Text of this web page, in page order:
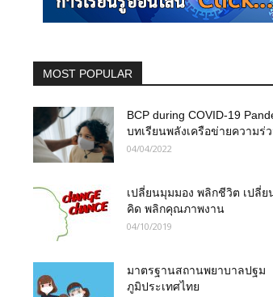
MOST POPULAR
BCP during COVID-19
บทเรียนพลังเครือข่ายความร่
04/04/2022
เปลี่ยนมุมมอง พลิกชีวิต เปลี่ย
คิด พลิกคุณภาพงาน
04/10/2019
มาตรฐานสถานพยาบาลปฐม
ภูมิประเทศไทย